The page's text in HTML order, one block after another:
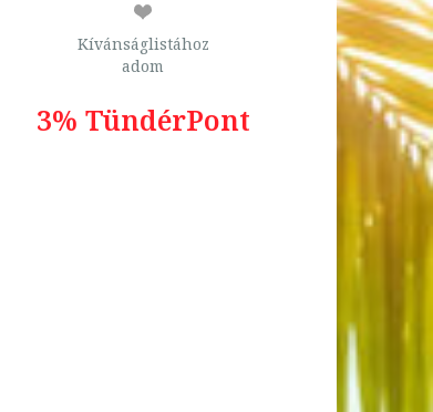
Kívánságlistához
adom
3% TündérPont